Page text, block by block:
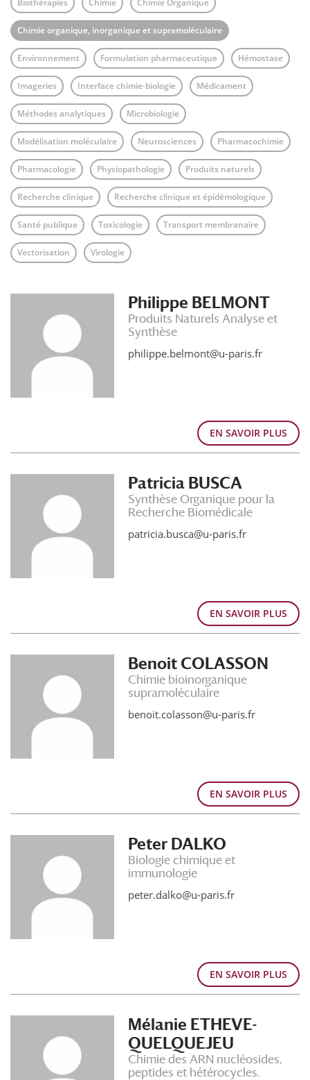
Biothérapies Chimie Chimie Organique
Chimie organique, inorganique et supramoléculaire
Environnement Formulation pharmaceutique Hémostase
Imageries Interface chimie-biologie Médicament
Méthodes analytiques Microbiologie
Modélisation moléculaire Neurosciences Pharmacochimie
Pharmacologie Physiopathologie Produits naturels
Recherche clinique Recherche clinique et épidémologique
Santé publique Toxicologie Transport membranaire
Vectorisation Virologie
Philippe BELMONT
Produits Naturels Analyse et
Synthèse
philippe.belmont@u-paris.fr
EN SAVOIR PLUS
Patricia BUSCA
Synthèse Organique pour la
Recherche Biomédicale
patricia.busca@u-paris.fr
EN SAVOIR PLUS
Benoit COLASSON
Chimie bioinorganique
supramoléculaire
benoit.colasson@u-paris.fr
EN SAVOIR PLUS
Peter DALKO
Biologie chimique et
immunologie
peter.dalko@u-paris.fr
EN SAVOIR PLUS
Mélanie ETHEVE-
QUELQUEJEU
Chimie des ARN nucléosides,
peptides et hétérocycles.